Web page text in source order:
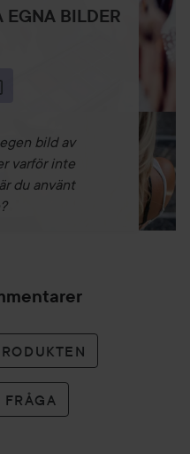
EGNA BILDER
bild av
varför inte
du använt